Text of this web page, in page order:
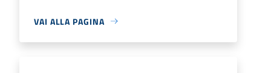
VAI ALLA PAGINA